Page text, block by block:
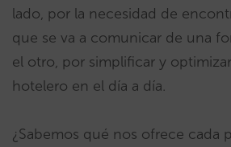
lado, por la necesidad de
que se va a comunicar de una
el otro, por simplificar y
hotelero en el día a día.
¿Sabemos qué nos ofrece cada